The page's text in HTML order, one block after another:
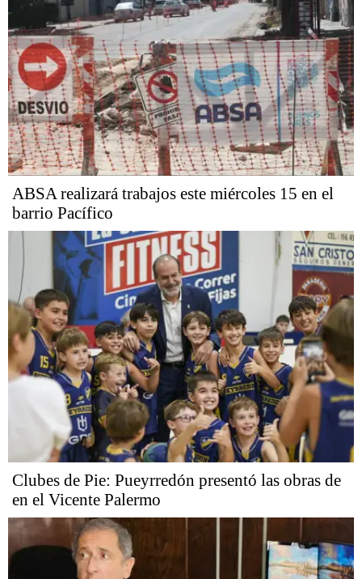
ABSA realizará trabajos este miércoles 15 en el
barrio Pacífico
Clubes de Pie: Pueyrredón presentó las obras de
en el Vicente Palermo